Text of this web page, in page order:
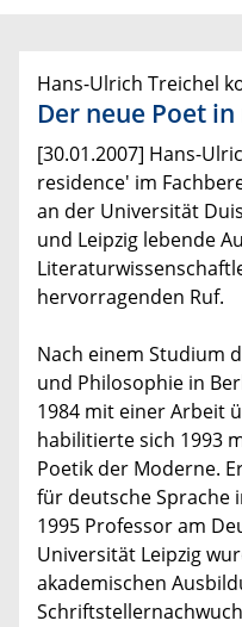
Hans-Ulrich Treichel
Der neue Poet
[30.01.2007] Hans-
residence' im
an der Universität
und Leipzig lebende
hervorragenden Ruf.
Nach einem Studium
und Philosophie in
1984 mit einer Arbeit
habilitierte sich 1993
Poetik der Moderne.
für deutsche Sprache
1995 Professor am
Universität Leipzig
akademischen